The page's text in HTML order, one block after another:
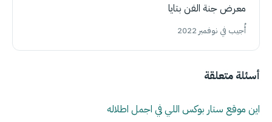
معرض جنة الفن بتايا
أُجيب في نوفمبر 2022
أسئلة متعلقة
اين موقع ستار بوكس اللي في اجمل اطلاله